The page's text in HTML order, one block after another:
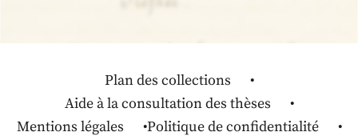
Plan des collections
Aide à la consultation des thèses
Mentions légales
Politique de confidentialité